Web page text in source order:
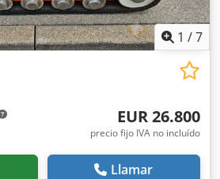
1 /7
EUR 26.800
precio fijo IVA no incluído
Llamar